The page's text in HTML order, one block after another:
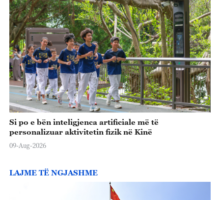
o
Si po e bën inteligjenca artificiale më të
personalizuar aktivitetin fizik në Kinë
09-Aug-2026
LAJME TË NGJASHME